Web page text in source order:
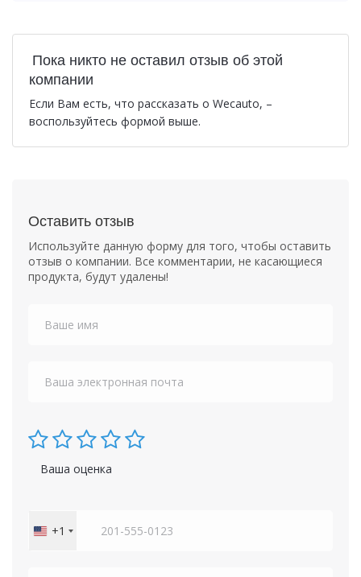
Пока никто не оставил отзыв об этой
компании
Если Вам есть, что рассказать о Wecauto, –
воспользуйтесь формой выше.
Оставить отзыв
Используйте данную форму для того, чтобы оставить
отзыв о компании. Все комментарии, не касающиеся
продукта, будут удалены!
Ваша оценка
United
+1